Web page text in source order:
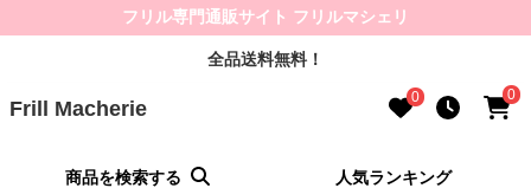
フリル専門通販サイト フリルマシェリ
全品送料無料！
Frill Macherie 0 0
商品を検索する 人気ランキング